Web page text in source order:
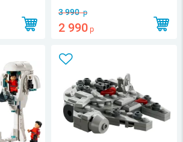
3 990р
2 990 р